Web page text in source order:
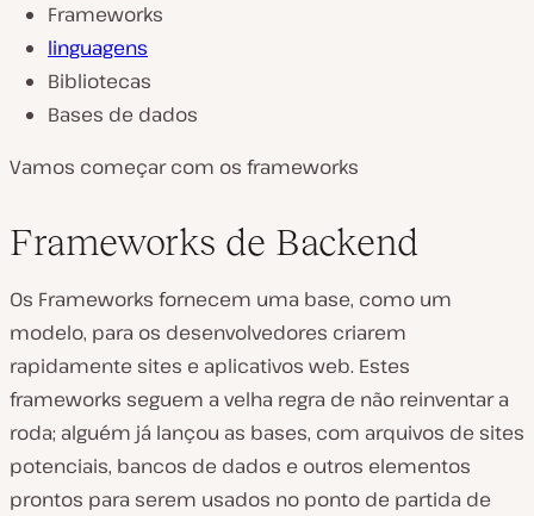
Frameworks
linguagens
Bibliotecas
Bases de dados
Vamos começar com os frameworks
Frameworks de Backend
Os Frameworks fornecem uma base, como um
modelo, para os desenvolvedores criarem
rapidamente sites e aplicativos web. Estes
frameworks seguem a velha regra de não reinventar a
roda; alguém já lançou as bases, com arquivos de sites
potenciais, bancos de dados e outros elementos
prontos para serem usados no ponto de partida de